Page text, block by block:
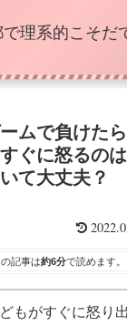
理系的こそだ
ムで負けた
ぐに怒るの
て大丈夫？
の記事は約6分で読めます。
もがすぐに怒り出